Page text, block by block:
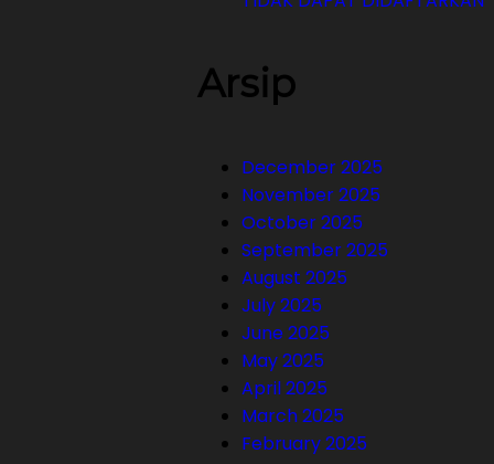
Arsip
December 2025
November 2025
October 2025
September 2025
August 2025
July 2025
June 2025
May 2025
April 2025
March 2025
February 2025